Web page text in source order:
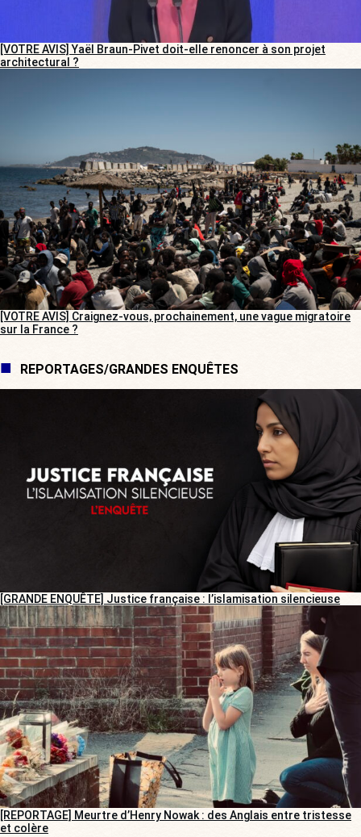
[VOTRE AVIS] Yaël Braun-Pivet doit-elle renoncer à son projet
architectural ?
[VOTRE AVIS] Craignez-vous, prochainement, une vague migratoire
sur la France ?
REPORTAGES/GRANDES ENQUÊTES
[GRANDE ENQUÊTE] Justice française : l’islamisation silencieuse
[REPORTAGE] Meurtre d’Henry Nowak : des Anglais entre tristesse
et colère